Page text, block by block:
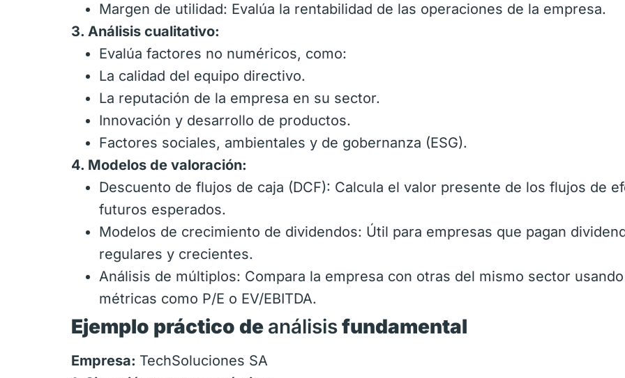
Margen de utilidad: Evalúa la rentabilidad de las operaciones de la empresa.
3. Análisis cualitativo:
Evalúa factores no numéricos, como:
La calidad del equipo directivo.
La reputación de la empresa en su sector.
Innovación y desarrollo de productos.
Factores sociales, ambientales y de gobernanza (ESG).
4. Modelos de valoración:
Descuento de flujos de caja (DCF): Calcula el valor presente de los flujos de
futuros esperados.
Modelos de crecimiento de dividendos: Útil para empresas que pagan
regulares y crecientes.
Análisis de múltiplos: Compara la empresa con otras del mismo sector usando
métricas como P/E o EV/EBITDA.
Ejemplo práctico de análisisfundamental
Empresa: TechSoluciones SA